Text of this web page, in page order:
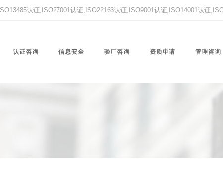
认证,ISO27001认证,ISO22163认证,ISO9001认证,ISO14001认证
认证咨询 信息安全 验厂咨询 资质申请 管理咨询